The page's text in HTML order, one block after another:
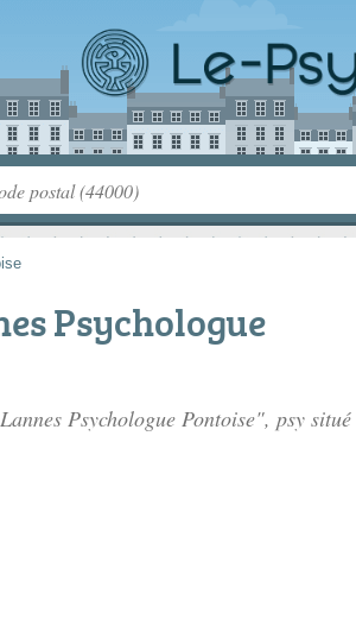
Psychologue
Psychologue Pontoise", psy situé